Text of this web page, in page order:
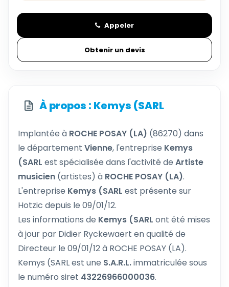
Appeler
Obtenir un devis
À propos : Kemys (SARL
Implantée à ROCHE POSAY (LA) (86270) dans
le département Vienne, l'entreprise Kemys
(SARL est spécialisée dans l'activité de Artiste
musicien (artistes) à ROCHE POSAY (LA).
L'entreprise Kemys (SARL est présente sur
Hotzic depuis le 09/01/12.
Les informations de Kemys (SARL ont été mises
à jour par Didier Ryckewaert en qualité de
Directeur le 09/01/12 à ROCHE POSAY (LA).
Kemys (SARL est une S.A.R.L.immatriculée sous
le numéro siret 43226966000036.